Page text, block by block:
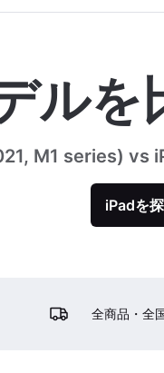
ルを
M1 series) vs
iPadを
全商品・全